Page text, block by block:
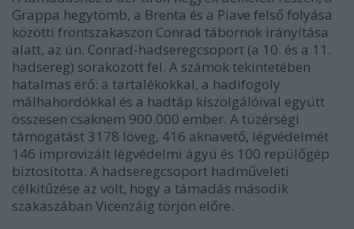
Grappa hegytömb, a Brenta és a Piave felső folyása
közötti frontszakaszon Conrad tábornok irányítása
alatt, az ún. Conrad-hadseregcsoport (a 10. és a 11.
hadsereg) sorakozott fel. A számok tekintetében
hatalmas erő: a tartalékokkal, a hadifogoly
málhahordókkal és a hadtáp kiszolgálóival együtt
összesen csaknem 900.000 ember. A tüzérségi
támogatást 3178 löveg, 416 aknavető, légvédelmét
146 improvizált légvédelmi ágyú és 100 repülőgép
biztosította. A hadseregcsoport hadműveleti
célkitűzése az volt, hogy a támadás második
szakaszában Vicenzáig törjön előre.